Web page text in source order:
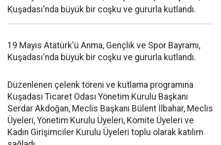
Kuşadası'nda büyük bir coşku ve gururla kutlandı.
19 Mayıs Atatürk'ü Anma, Gençlik ve Spor Bayramı,
Kuşadası'nda büyük bir coşku ve gururla kutlandı.
Düzenlenen çelenk töreni ve kutlama programına
Kuşadası Ticaret Odası Yönetim Kurulu Başkanı
Serdar Akdoğan, Meclis Başkanı Bülent İlbahar, Meclis
Üyeleri, Yönetim Kurulu Üyeleri, Komite Üyeleri ve
Kadın Girişimciler Kurulu Üyeleri toplu olarak katılım